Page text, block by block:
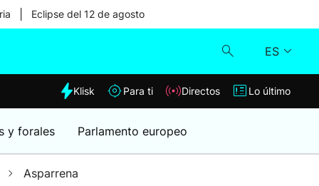
Eclipse del 12 de agosto
ES
Klisk
Klisk Para ti Directos Lo último
y forales Parlamento europeo
Asparrena